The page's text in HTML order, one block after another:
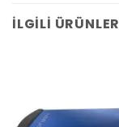
İLGILI ÜRÜNLER